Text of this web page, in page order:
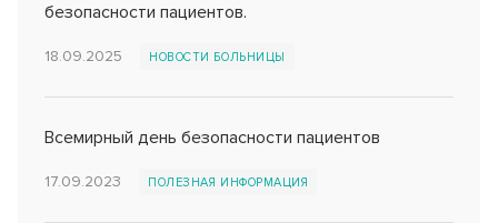
безопасности пациентов.
18.09.2025 НОВОСТИ БОЛЬНИЦЫ
Всемирный день безопасности пациентов
17.09.2023 ПОЛЕЗНАЯ ИНФОРМАЦИЯ
Патологоанатомическое отделение
Микробиологические исследования
Клинико-диагностическая лаборатория (КДЛ)
Правила подготовки к диагностическим исследованиям